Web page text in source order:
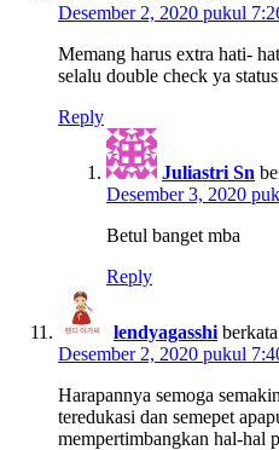
Desember 2, 2020 pukul
Memang harus extra hati-
selalu double check ya
Reply
Juliastri Sn
Desember 3, 2020
Betul banget mba
Reply
lendyagasshi
Desember 2, 2020 pukul
Harapannya semoga
teredukasi dan semepet
mempertimbangkan hal-hal